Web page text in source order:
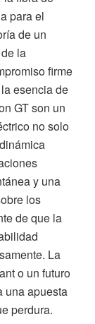
para el
de un
la
firme
esencia de
GT son un
no solo
y una
los
de que la
La
o un futuro
una apuesta
perdura.